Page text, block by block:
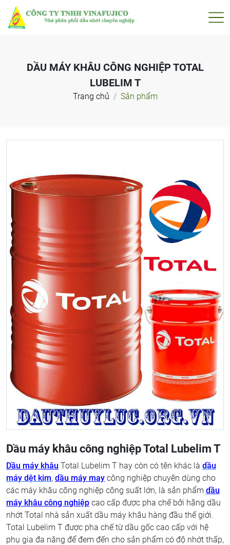
DẦU MÁY KHÂU CÔNG NGHIỆP TOTAL
LUBELIM T
Trang chủ Sản phẩm
Dầu máy khâu công nghiệp Total Lubelim T
Dầu máy khâu Total Lubelim T hay còn có tên khác là dầu
máy dệt kim, dầu máy may công nghiệp chuyên dùng cho
các máy khâu công nghiệp công suất lớn, là sản phẩm dầu
máy khâu công nghiệp cao cấp được pha chế bởi hãng dầu
nhớt Total nhà sản xuất dầu máy khâu hàng đầu thế giới.
Total Lubelim T được pha chế từ dầu gốc cao cấp với hệ
phụ gia đa năng để đem đến cho sản phẩm có độ nhớt thấp,